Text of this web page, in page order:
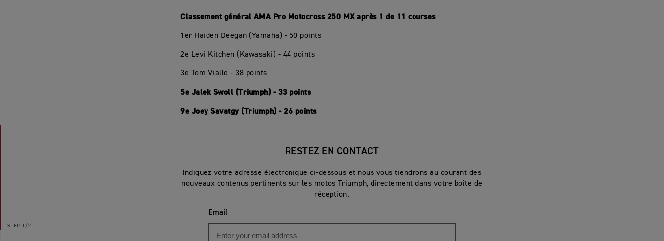
Classement général AMA Pro Motocross 250 MX après 1 de 11 courses
1er Haiden Deegan (Yamaha) - 50 points
2e Levi Kitchen (Kawasaki) - 44 points
3e Tom Vialle - 38 points
5e Jalek Swoll (Triumph) - 33 points
9e Joey Savatgy (Triumph) - 26 points
STEP 1/2
RESTEZ EN CONTACT
Indiquez votre adresse électronique ci-dessous et nous vous tiendrons au courant des
nouveaux contenus pertinents sur les motos Triumph, directement dans votre boîte de
réception.
Email